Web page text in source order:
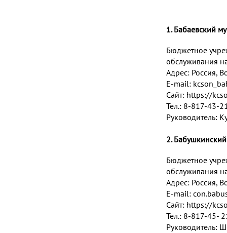
1. Бабаевский
Бюджетное
обслуживания
Адрес: Россия,
E-mail:
Сайт: https://
Тел.: 8-817-43-
Руководитель:
2.
Бюджетное
обслуживания
Адрес: Россия,
E-mail:
Сайт: https://
Тел.: 8-817-45-
Руководитель: